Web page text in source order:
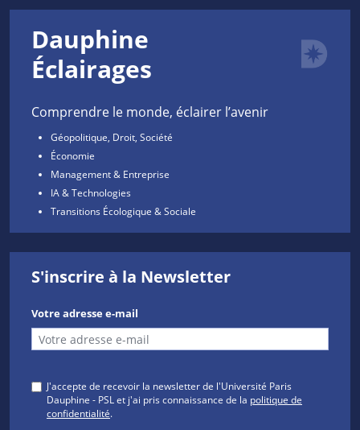
Dauphine
Éclairages
Comprendre le monde, éclairer l’avenir
Géopolitique, Droit, Société
Économie
Management & Entreprise
IA & Technologies
Transitions Écologique & Sociale
S'inscrire à la Newsletter
Votre adresse e-mail
J'accepte de recevoir la newsletter de l'Université Paris
Dauphine - PSL et j'ai pris connaissance de la politique de
confidentialité.